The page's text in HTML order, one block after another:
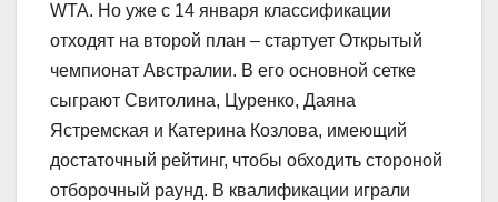
WTA. Но уже с 14 января классификации
отходят на второй план – стартует Открытый
чемпионат Австралии. В его основной сетке
сыграют Свитолина, Цуренко, Даяна
Ястремская и Катерина Козлова, имеющий
достаточный рейтинг, чтобы обходить стороной
отборочный раунд. В квалификации играли